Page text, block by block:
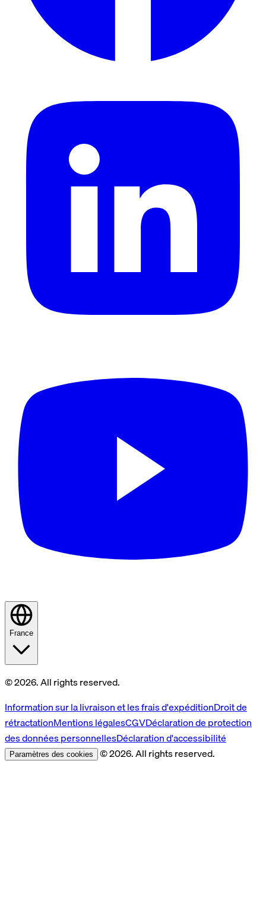
France
© 2026. All rights reserved.
Information sur la livraison et les frais d'expéditionDroit de
rétractationMentions légalesCGVDéclaration de protection
des données personnellesDéclaration d'accessibilité
Paramètres des cookies © 2026. All rights reserved.